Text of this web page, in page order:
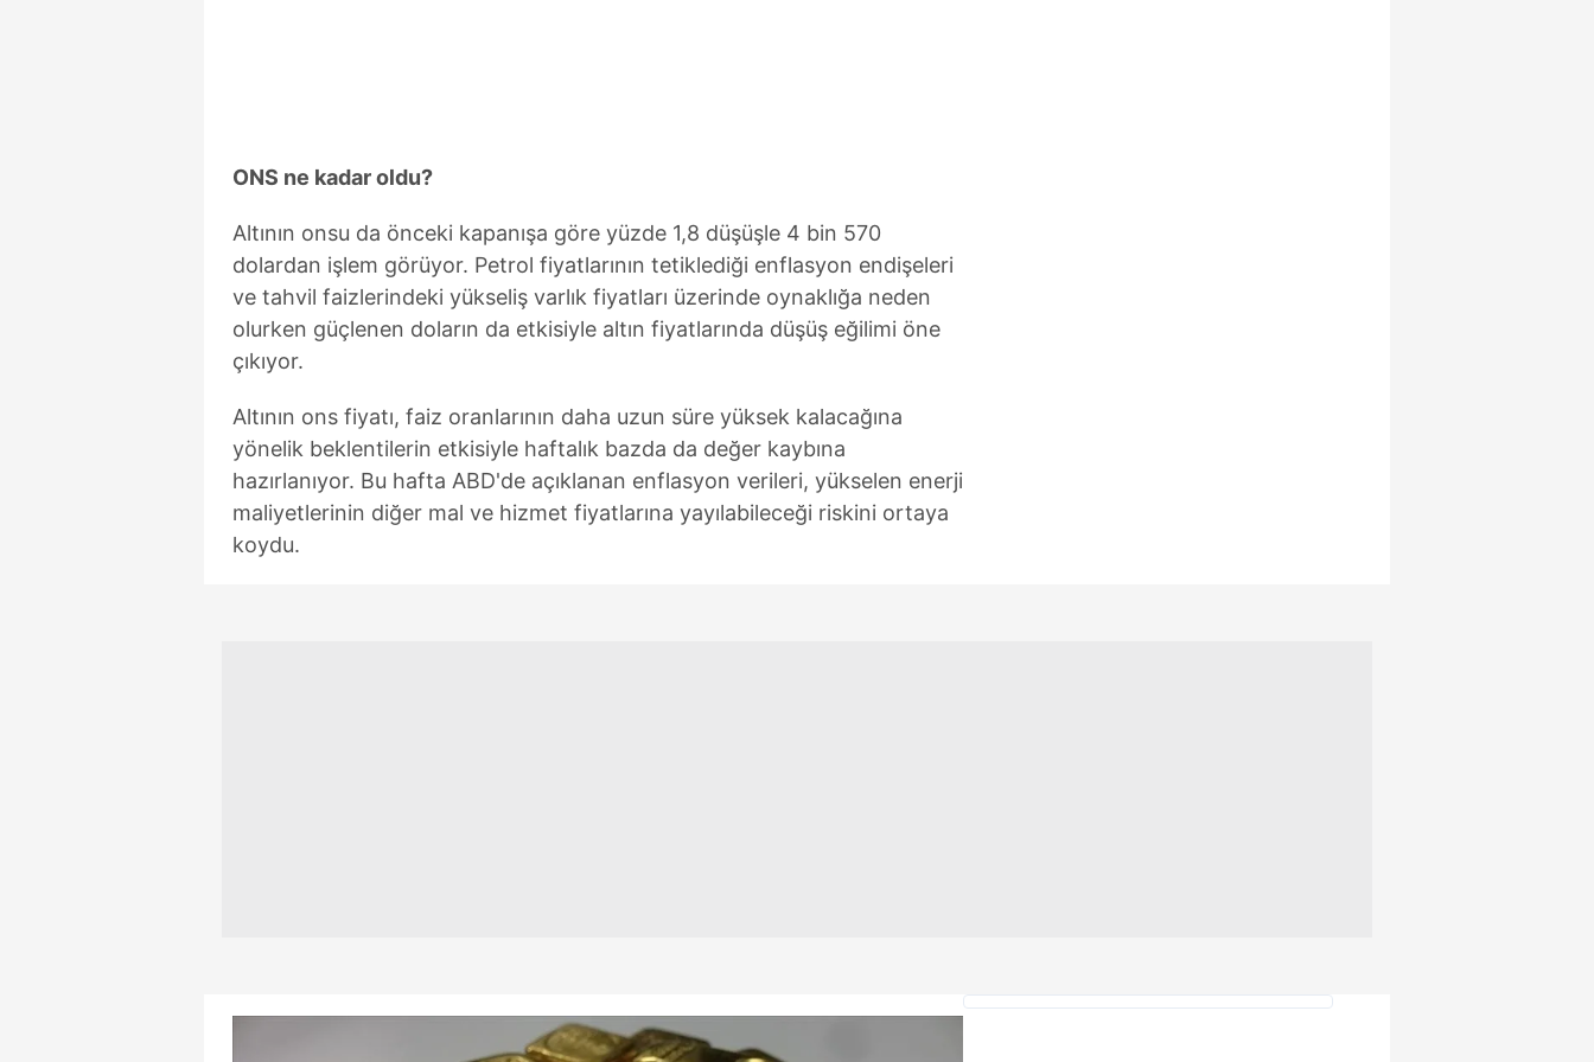
ONS ne kadar oldu?
Altının onsu da önceki kapanışa göre yüzde 1,8 düşüşle 4 bin 570
dolardan işlem görüyor. Petrol fiyatlarının tetiklediği enflasyon endişeleri
ve tahvil faizlerindeki yükseliş varlık fiyatları üzerinde oynaklığa neden
olurken güçlenen doların da etkisiyle altın fiyatlarında düşüş eğilimi öne
çıkıyor.
Altının ons fiyatı, faiz oranlarının daha uzun süre yüksek kalacağına
yönelik beklentilerin etkisiyle haftalık bazda da değer kaybına
hazırlanıyor. Bu hafta ABD'de açıklanan enflasyon verileri, yükselen enerji
maliyetlerinin diğer mal ve hizmet fiyatlarına yayılabileceği riskini ortaya
koydu.